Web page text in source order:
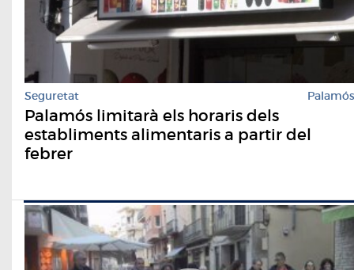
Seguretat Palamós
Palamós limitarà els horaris dels
establiments alimentaris a partir del
febrer